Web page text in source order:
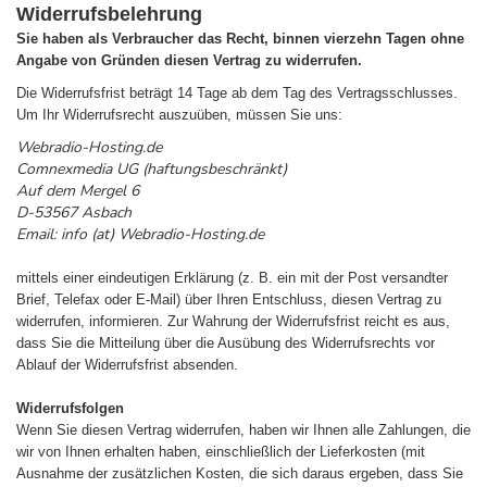
Widerrufsbelehrung
Sie haben als Verbraucher das Recht, binnen vierzehn Tagen ohne
Angabe von Gründen diesen Vertrag zu widerrufen.
Die Widerrufsfrist beträgt 14 Tage ab dem Tag des Vertragsschlusses.
Um Ihr Widerrufsrecht auszuüben, müssen Sie uns:
Webradio-Hosting.de
Comnexmedia UG (haftungsbeschränkt)
Auf dem Mergel 6
D-53567 Asbach
Email: info (at) Webradio-Hosting.de
mittels einer eindeutigen Erklärung (z. B. ein mit der Post versandter
Brief, Telefax oder E-Mail) über Ihren Entschluss, diesen Vertrag zu
widerrufen, informieren. Zur Wahrung der Widerrufsfrist reicht es aus,
dass Sie die Mitteilung über die Ausübung des Widerrufsrechts vor
Ablauf der Widerrufsfrist absenden.
Widerrufsfolgen
Wenn Sie diesen Vertrag widerrufen, haben wir Ihnen alle Zahlungen, die
wir von Ihnen erhalten haben, einschließlich der Lieferkosten (mit
Ausnahme der zusätzlichen Kosten, die sich daraus ergeben, dass Sie